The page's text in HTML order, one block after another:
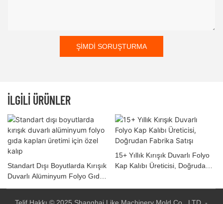
ŞIMDI SORUŞTURMA
İLGILI ÜRÜNLER
Standart Dışı Boyutlarda Kırışık
Duvarlı Alüminyum Folyo Gıda
Kapları Üretimi Için Özel Kalıp
15+ Yıllık Kırışık Duvarlı Folyo
Kap Kalıbı Üreticisi, Doğrudan